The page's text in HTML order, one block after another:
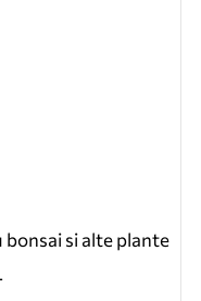
si alte plante